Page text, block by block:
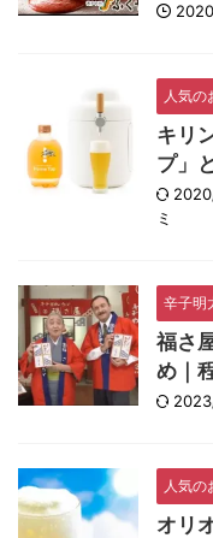
人気の
キリ
プ」
ミ
辛子明
福さ
め｜
人気の
オリ